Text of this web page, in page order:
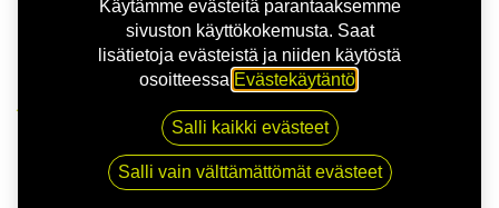
165/80R13 83T TRACMAX X PRIVILO TX2
Käytämme evästeitä parantaaksemme
sivuston käyttökokemusta. Saat
lisätietoja evästeistä ja niiden käytöstä
osoitteessa Evästekäytäntö
Salli kaikki evästeet
Salli vain välttämättömät evästeet